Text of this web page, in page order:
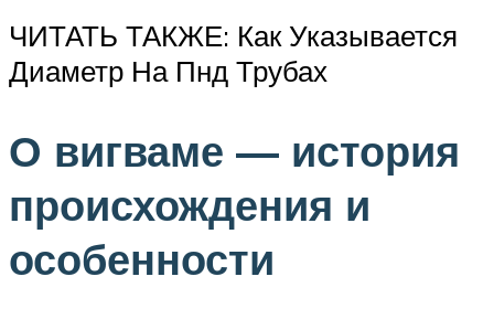
ЧИТАТЬ ТАКЖЕ: Как Указывается
Диаметр На Пнд Трубах
О вигваме — история
происхождения и
особенности